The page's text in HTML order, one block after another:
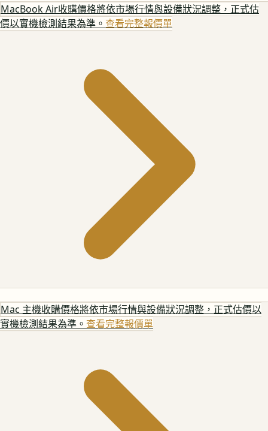
MacBook Air收購價格將依市場行情與設備狀況調整，正式估
價以實機檢測結果為準。 查看完整報價單
Mac 主機收購價格將依市場行情與設備狀況調整，正式估價以
實機檢測結果為準。 查看完整報價單